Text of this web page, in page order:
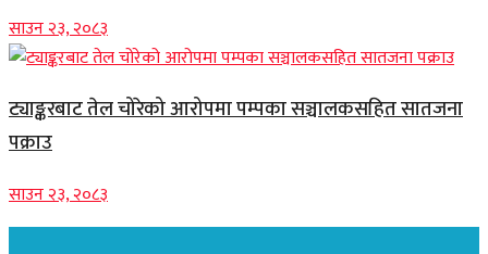
साउन २३, २०८३
ट्याङ्करबाट तेल चोरेको आरोपमा पम्पका सञ्चालकसहित सातजना
पक्राउ
साउन २३, २०८३